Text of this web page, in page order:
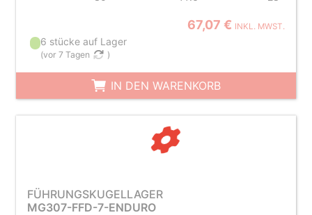
67,07 € INKL. MWST.
6 stücke auf Lager
(vor 7 Tagen )
IN DEN WARENKORB
FÜHRUNGSKUGELLAGER
MG307-FFD-7-ENDURO